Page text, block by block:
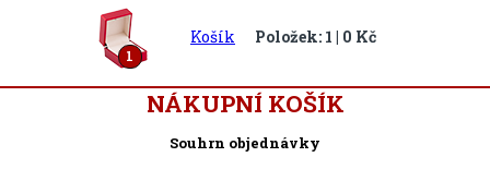
1
Košík Položek: 1 | 0 Kč
NÁKUPNÍ KOŠÍK
Souhrn objednávky